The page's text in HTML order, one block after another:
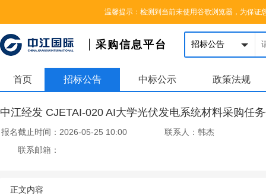
温馨提示：检测到当前未使用谷歌浏览器，为保证
您好，欢迎来到中江国际集团采购信息平台，请登录 | 注册
采购信息平台
首页 招标公告 中标公示 政策法规
中江经发 CJETAI-020 AI大学光伏发电系统材料采购任
报名截止时间： 2026-05-25 10:00 联系人： 韩杰
联系邮箱：
正文内容